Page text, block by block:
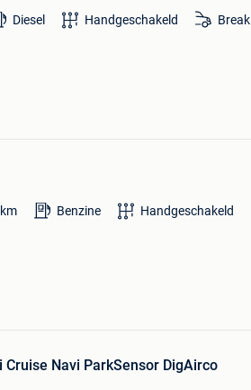
Diesel Handgeschakeld Break
km Benzine Handgeschakeld
Cruise Navi ParkSensor DigAirco